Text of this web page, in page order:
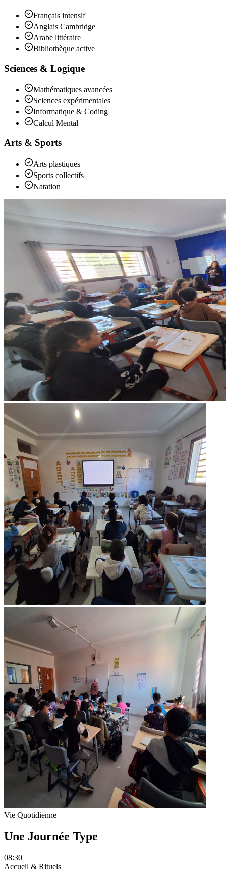
Français intensif
Anglais Cambridge
Arabe littéraire
Bibliothèque active
Sciences & Logique
Mathématiques avancées
Sciences expérimentales
Informatique & Coding
Calcul Mental
Arts & Sports
Arts plastiques
Sports collectifs
Natation
Vie Quotidienne
Une Journée Type
08:30
Accueil & Rituels